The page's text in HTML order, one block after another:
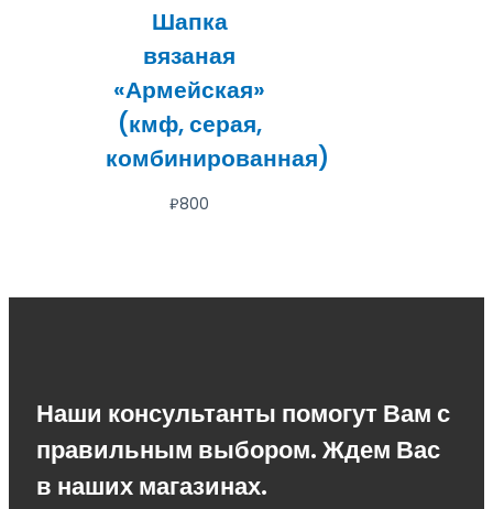
Шапка
вязаная
«Армейская»
(кмф, серая,
комбинированная)
₽800
Наши консультанты помогут Вам с
правильным выбором. Ждем Вас
в наших магазинах.